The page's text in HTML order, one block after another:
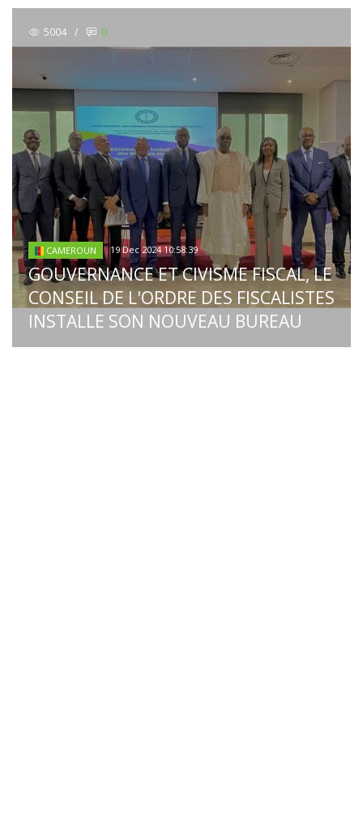
5004 / 0
CAMEROUN 19 Dec 2024 10:58:39
GOUVERNANCE ET CIVISME FISCAL, LE
CONSEIL DE L'ORDRE DES FISCALISTES
INSTALLE SON NOUVEAU BUREAU